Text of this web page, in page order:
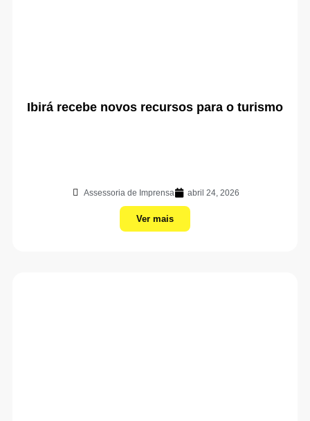
Ibirá recebe novos recursos para o turismo
Assessoria de Imprensa abril 24, 2026
Ver mais